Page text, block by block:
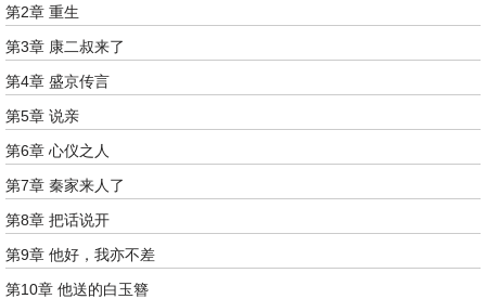
第2章 重生
第3章 康二叔来了
第4章 盛京传言
第5章 说亲
第6章 心仪之人
第7章 秦家来人了
第8章 把话说开
第9章 他好，我亦不差
第10章 他送的白玉簪